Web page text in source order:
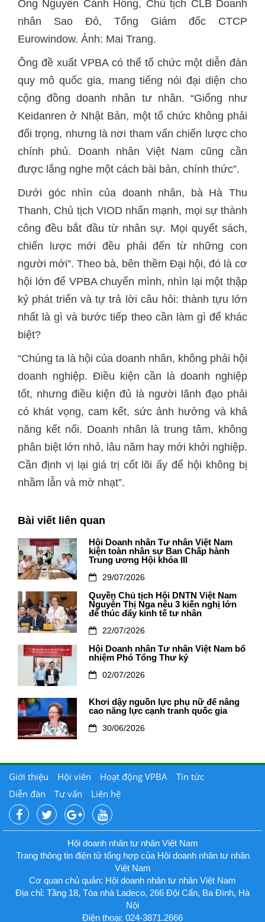
Ô
nhân Sao Đỏ, Tổng Giám đốc CTCP
Eurowindow. Ảnh: Mai Trang.
Ông đề xuất VPBA có thể tổ chức một diễn đàn
quy mô quốc gia, mang tiếng nói đại diện cho
cộng đồng doanh nhân tư nhân. “Giống như
Keidanren ở Nhật Bản, một tổ chức không phải
đối trọng, nhưng là nơi tham vấn chiến lược cho
chính phủ. Doanh nhân Việt Nam cũng cần
Dưới góc nhìn của doanh nhân, bà Hà Thu
công đều bắt đầu từ nhân sự. Mọi quyết sách,
chiến lược mới đều phải đến từ những con
người mới”. Theo bà, bên thềm Đại hội, đó là cơ
hội lớn để VPBA chuyển mình, nhìn lại một thập
kỷ phát triển và tự trả lời câu hỏi: thành tựu lớn
nhất là gì và bước tiếp theo cần làm gì để khác
doanh nghiệp. Điều kiện cần là doanh nghiệp
tốt, nhưng điều kiện đủ là người lãnh đạo phải
có khát vọng, cam kết, sức ảnh hưởng và khả
năng kết nối. Doanh nhân là trung tâm, không
phân biệt lớn nhỏ, lâu năm hay mới khởi nghiệp.
Cần định vị lại giá trị cốt lõi ấy để hội không bị
nhầm lẫn và mờ nhạt”.
Bài viết liên quan
Hội Doanh nhân Tư nhân Việt Nam
kiện toàn nhân sự Ban Chấp hành
Trung ương Hội khóa III
29/07/2026
Quyền Chủ tịch Hội DNTN Việt Nam
Nguyễn Thị Nga nêu 3 kiến nghị lớn
để thúc đẩy kinh tế tư nhân
22/07/2026
Hội Doanh nhân Tư nhân Việt Nam bổ
nhiệm Phó Tổng Thư ký
02/07/2026
Khơi dậy nguồn lực phụ nữ để nâng
cao năng lực cạnh tranh quốc gia
30/06/2026
Giới thiệu Hội viên Hoạt động VPBA
Tin tức
Diễn đàn
Tư vấn Liên hệ
Hội doanh nhân tư nhân Việt Nam
Trang thông tin điện tử tổng hợp của Hội doanh nhân tư nhân
Việt Nam
Cơ quan chủ quản: Hội doanh nhân tư nhân Việt Nam
Địa chỉ: Tầng 18, Tòa nhà Ladeco, 266 Đội Cấn, Ba Đình, Hà
Nội
Điện thoại: 024-3871.2666